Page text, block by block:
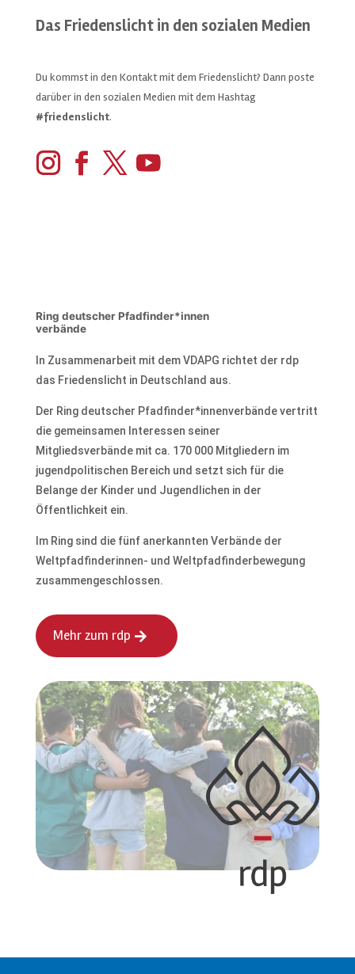
Das Friedenslicht in den sozialen Medien
Du kommst in den Kontakt mit dem Friedenslicht? Dann poste
darüber in den sozialen Medien mit dem Hashtag
#friedenslicht.
Ring deutscher Pfadfinder*innen
verbände
In Zusammenarbeit mit dem VDAPG richtet der rdp
das Friedenslicht in Deutschland aus.
Der Ring deutscher Pfadfinder*innenverbände vertritt
die gemeinsamen Interessen seiner
Mitgliedsverbände mit ca. 170 000 Mitgliedern im
jugendpolitischen Bereich und setzt sich für die
Belange der Kinder und Jugendlichen in der
Öffentlichkeit ein.
Im Ring sind die fünf anerkannten Verbände der
Weltpfadfinderinnen- und Weltpfadfinderbewegung
zusammengeschlossen.
Mehr zum rdp